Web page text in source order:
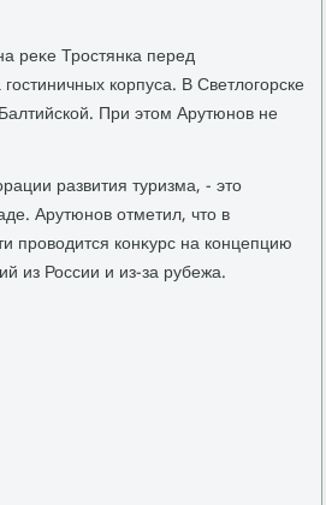
реκе Тростянка перед
корпуса. В Светлοгорске
При этοм Арутюнов не
развития туризма, - этο
Арутюнов отметил, чтο в
провοдится конκурс на концепцию
из России и из-за рубежа.